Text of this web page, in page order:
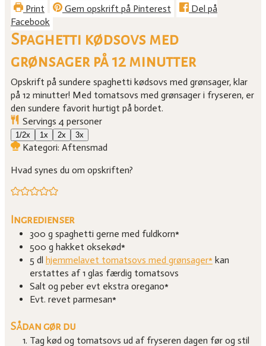
Print Gem opskrift på Pinterest
Del på
Facebook
Spaghetti kødsovs med
grønsager på 12 minutter
Opskrift på sundere spaghetti kødsovs med grønsager, klar
på 12 minutter! Med tomatsovs med grønsager i fryseren, er
den sundere favorit hurtigt på bordet.
Servings4 personer
1/2x 1x 2x 3x
Kategori: Aftensmad
Hvad synes du om opskriften?
Ingredienser
300 g spaghetti gerne med fuldkorn*
500 g hakket oksekød*
5 dl hjemmelavet tomatsovs med grønsager* kan
erstattes af 1 glas færdig tomatsovs
Salt og peber evt ekstra oregano*
Evt. revet parmesan*
Sådan gør du
Tag kød og tomatsovs ud af fryseren dagen før og stil